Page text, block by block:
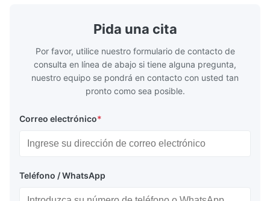
Pida una cita
Por favor, utilice nuestro formulario de contacto de
consulta en línea de abajo si tiene alguna pregunta,
nuestro equipo se pondrá en contacto con usted tan
pronto como sea posible.
Correo electrónico*
Teléfono / WhatsApp